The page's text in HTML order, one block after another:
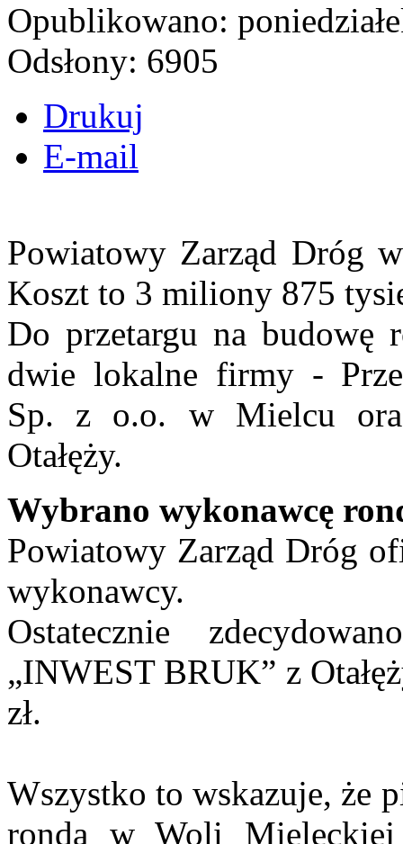
Opublikowano:
Odsłony: 6905
Drukuj
E-mail
Powiatowy Zarząd Dróg
Koszt to 3 miliony 875
Do przetargu na budowę
dwie lokalne firmy -
Sp. z o.o. w Mielcu
Otałęży.
Wybrano wykonawcę
Powiatowy Zarząd Dróg
wykonawcy.
Ostatecznie
„INWEST BRUK” z
zł.
Wszystko to wskazuje, że
ronda w Woli